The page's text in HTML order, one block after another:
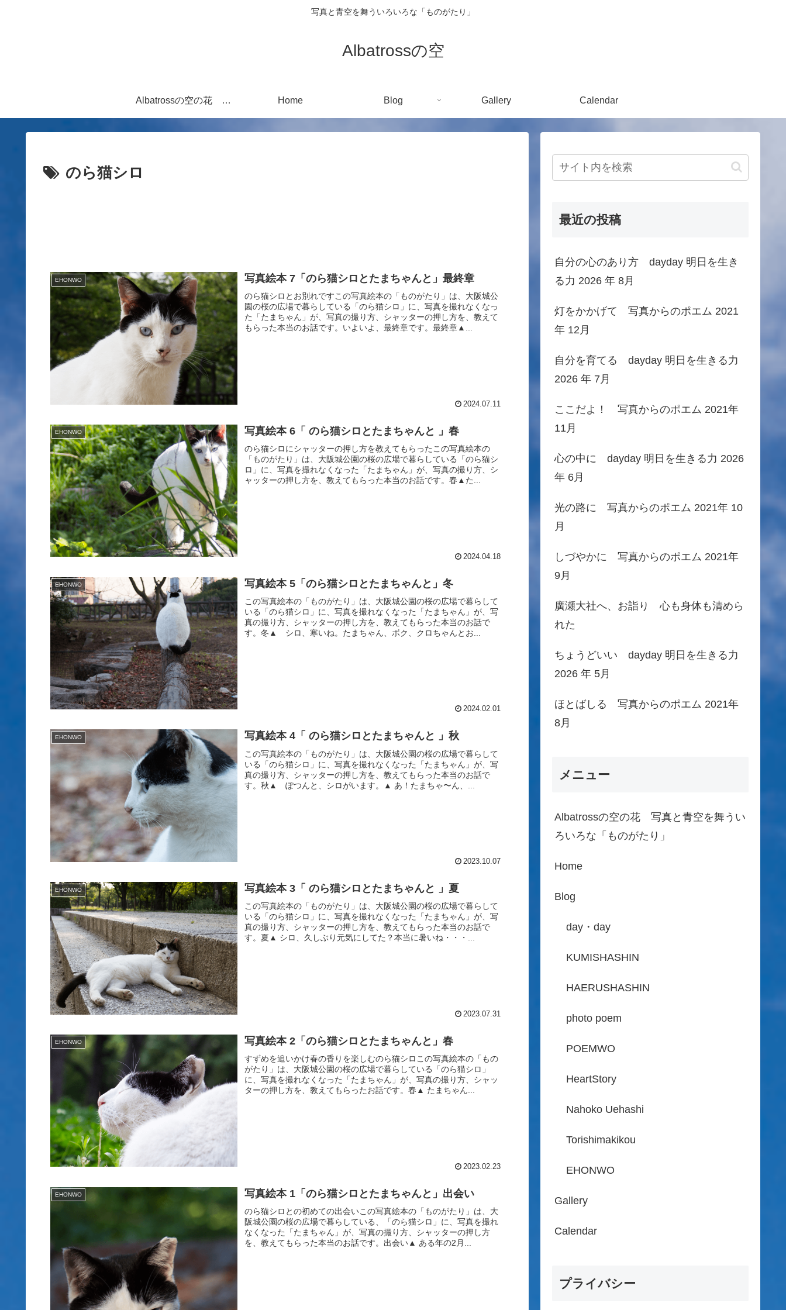
写真と青空を舞ういろいろな「ものがたり」
Albatrossの空
Albatrossの空の花 写真と青空を舞ういろいろな「ものがたり」 Home Blog Gallery Calendar
のら猫シロ
EHONWO 写真絵本 7「のら猫シロとたまちゃんと」最終章
のら猫シロとお別れですこの写真絵本の「ものがたり」は、大阪城公
園の桜の広場で暮らしている「のら猫シロ」に、写真を撮れなくなっ
た「たまちゃん」が、写真の撮り方、シャッターの押し方を、教えて
もらった本当のお話です。いよいよ、最終章です。最終章▲...
2024.07.11
EHONWO 写真絵本 6「 のら猫シロとたまちゃんと 」春
のら猫シロにシャッターの押し方を教えてもらったこの写真絵本の
「ものがたり」は、大阪城公園の桜の広場で暮らしている「のら猫シ
ロ」に、写真を撮れなくなった「たまちゃん」が、写真の撮り方、シ
ャッターの押し方を、教えてもらった本当のお話です。春▲た...
2024.04.18
EHONWO 写真絵本 5「のら猫シロとたまちゃんと」冬
この写真絵本の「ものがたり」は、大阪城公園の桜の広場で暮らして
いる「のら猫シロ」に、写真を撮れなくなった「たまちゃん」が、写
真の撮り方、シャッターの押し方を、教えてもらった本当のお話で
す。冬▲ シロ、寒いね。たまちゃん、ボク、クロちゃんとお...
2024.02.01
EHONWO 写真絵本 4「 のら猫シロとたまちゃんと 」秋
この写真絵本の「ものがたり」は、大阪城公園の桜の広場で暮らして
いる「のら猫シロ」に、写真を撮れなくなった「たまちゃん」が、写
真の撮り方、シャッターの押し方を、教えてもらった本当のお話で
す。秋▲ ぽつんと、シロがいます。▲ あ！たまちゃ〜ん、...
2023.10.07
EHONWO 写真絵本 3「 のら猫シロとたまちゃんと 」夏
この写真絵本の「ものがたり」は、大阪城公園の桜の広場で暮らして
いる「のら猫シロ」に、写真を撮れなくなった「たまちゃん」が、写
真の撮り方、シャッターの押し方を、教えてもらった本当のお話で
す。夏▲ シロ、久しぶり元気にしてた？本当に暑いね・・・...
2023.07.31
EHONWO 写真絵本 2「のら猫シロとたまちゃんと」春
すずめを追いかけ春の香りを楽しむのら猫シロこの写真絵本の「もの
がたり」は、大阪城公園の桜の広場で暮らしている「のら猫シロ」
に、写真を撮れなくなった「たまちゃん」が、写真の撮り方、シャッ
ターの押し方を、教えてもらったお話です。春▲ たまちゃん...
2023.02.23
EHONWO 写真絵本 1「のら猫シロとたまちゃんと」出会い
のら猫シロとの初めての出会いこの写真絵本の「ものがたり」は、大
阪城公園の桜の広場で暮らしている、「のら猫シロ」に、写真を撮れ
なくなった「たまちゃん」が、写真の撮り方、シャッターの押し方
を、教えてもらった本当のお話です。出会い▲ ある年の2月...
最近の投稿
自分の心のあり方 dayday 明日を生き
る力 2026 年 8月
灯をかかげて 写真からのポエム 2021
年 12月
自分を育てる dayday 明日を生きる力
2026 年 7月
ここだよ！ 写真からのポエム 2021年
11月
心の中に dayday 明日を生きる力 2026
年 6月
光の路に 写真からのポエム 2021年 10
月
しづやかに 写真からのポエム 2021年
9月
廣瀬大社へ、お詣り 心も身体も清めら
れた
ちょうどいい dayday 明日を生きる力
2026 年 5月
ほとばしる 写真からのポエム 2021年
8月
メニュー
Albatrossの空の花 写真と青空を舞うい
ろいろな「ものがたり」
Home
Blog
day・day
KUMISHASHIN
HAERUSHASHIN
photo poem
POEMWO
HeartStory
Nahoko Uehashi
Torishimakikou
EHONWO
Gallery
Calendar
プライバシー